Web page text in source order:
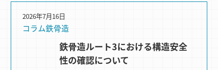
コラム鉄骨造
2026年7月16日
鉄骨造ルート3における構造安全
性の確認について